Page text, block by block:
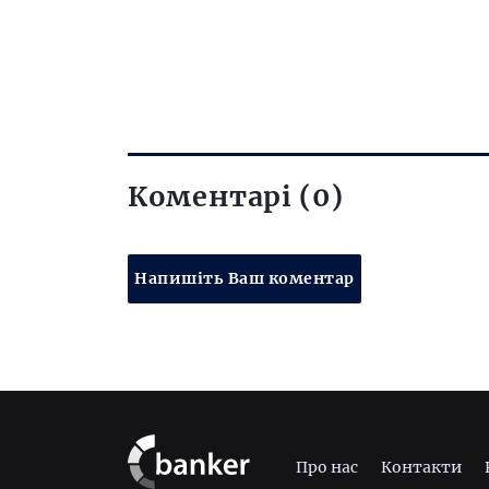
Коментарі (0)
Напишіть Ваш коментар
Про нас Контакти